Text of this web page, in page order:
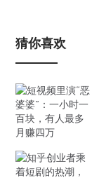
猜你喜欢